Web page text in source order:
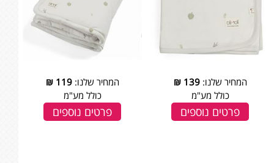
המחיר שלנו:139
₪
כולל מע"מ
פרטים נוספים
המחיר שלנו:119
₪
כולל מע"מ
פרטים נוספים